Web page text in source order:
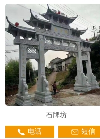
石牌坊
电话 短信